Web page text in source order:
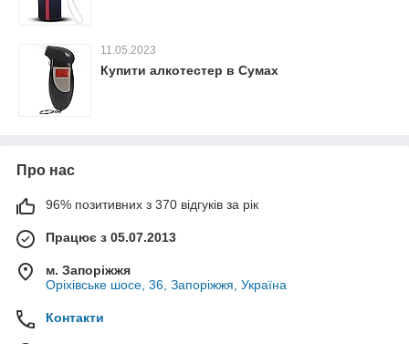
11.05.2023
Купити алкотестер в Сумах
Про нас
96% позитивних з 370 відгуків за рік
Працює з 05.07.2013
м. Запоріжжя
Оріхівське шосе, 36, Запоріжжя, Україна
Контакти